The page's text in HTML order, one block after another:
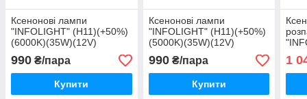
Ксенонові лампи
"INFOLIGHT" (H11)(+50%)
(6000K)(35W)(12V)
990 ₴/пара
Купити
Ксенонові лампи
"INFOLIGHT" (H11)(+50%)
(5000K)(35W)(12V)
990₴/пара
Купити
1